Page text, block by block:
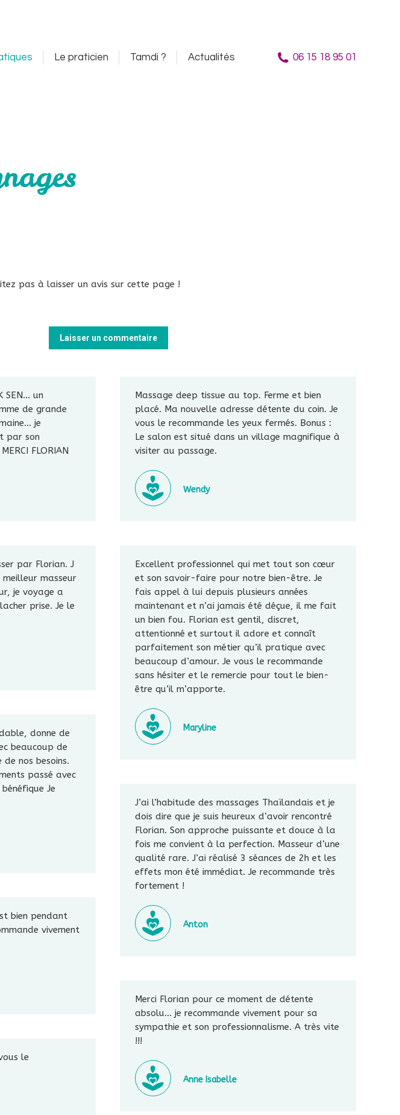
Le praticien Tamdi ? Actualités 06 15 18 95 01
pas à laisser un avis sur cette page !
Laisser un commentaire
SEN… un
de grande
je
par son
FLORIAN
Massage deep tissue au top. Ferme et bien
placé. Ma nouvelle adresse détente du coin. Je
vous le recommande les yeux fermés. Bonus :
Le salon est situé dans un village magnifique à
visiter au passage.
Wendy
par Florian. J
masseur
je voyage a
prise. Je le
Excellent professionnel qui met tout son cœur
et son savoir-faire pour notre bien-être. Je
fais appel à lui depuis plusieurs années
maintenant et n’ai jamais été déçue, il me fait
un bien fou. Florian est gentil, discret,
attentionné et surtout il adore et connaît
parfaitement son métier qu’il pratique avec
beaucoup d’amour. Je vous le recommande
sans hésiter et le remercie pour tout le bien-
être qu’il m’apporte.
Maryline
donne de
beaucoup de
nos besoins.
passé avec
Je
J’ai l’habitude des massages Thaïlandais et je
dois dire que je suis heureux d’avoir rencontré
Florian. Son approche puissante et douce à la
fois me convient à la perfection. Masseur d’une
qualité rare. J’ai réalisé 3 séances de 2h et les
effets mon été immédiat. Je recommande très
fortement !
Anton
bien pendant
vivement
Merci Florian pour ce moment de détente
absolu… je recommande vivement pour sa
sympathie et son professionnalisme. A très vite
!!!
Anne Isabelle
le